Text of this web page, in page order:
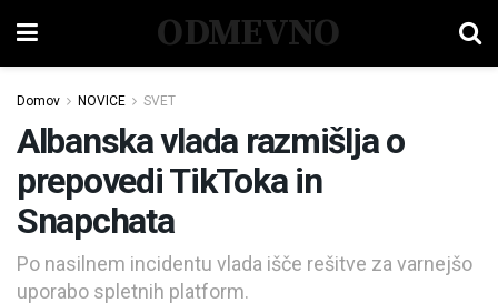
ODMEVNO
Domov NOVICE SVET
Albanska vlada razmišlja o
prepovedi TikToka in
Snapchata
Po nasilnem incidentu vlada išče rešitve za varnejšo
uporabo spletnih platform.